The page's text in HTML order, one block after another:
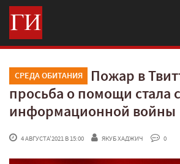
СРЕДА ОБИТАНИЯ
Пожар в
просьба о помощи стала
информационной войны
4 АВГУСТА'2021 В 15:00 ЯКУБ ХАДЖИЧ 0